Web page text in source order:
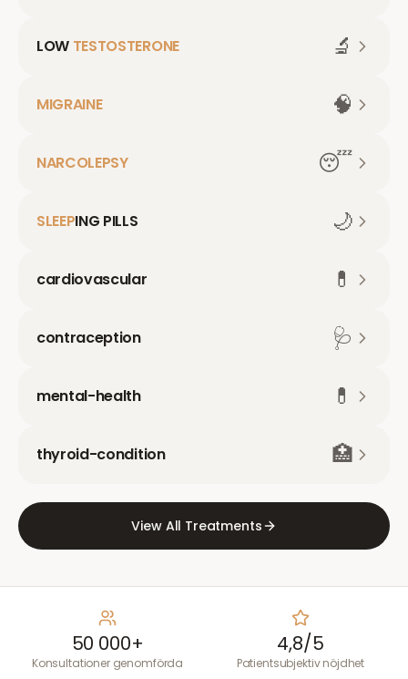
LOW TESTOSTERONE 🔬
MIGRAINE 🧠
NARCOLEPSY 😴
SLEEPING PILLS 🌙
cardiovascular 💊
contraception 🩺
mental-health 💊
thyroid-condition 🏥
View All Treatments
50 000+
Konsultationer genomförda
4,8/5
Patientsubjektiv nöjdhet